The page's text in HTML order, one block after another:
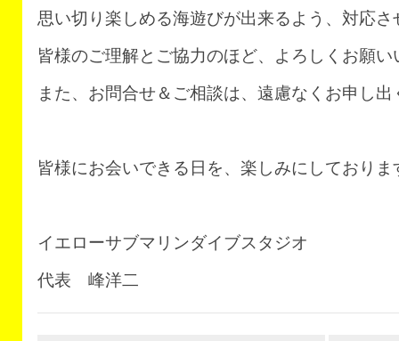
思い切り楽しめる海遊びが出来るよう、対応さ
皆様のご理解とご協力のほど、よろしくお願い
また、お問合せ＆ご相談は、遠慮なくお申し出
皆様にお会いできる日を、楽しみにしておりま
イエローサブマリンダイブスタジオ
代表 峰洋二